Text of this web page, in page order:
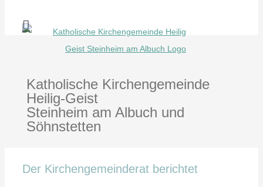
Inhalt
Katholische Kirchengemeinde
Heilig-Geist
Steinheim am Albuch und
Söhnstetten
Der Kirchengemeinderat berichtet